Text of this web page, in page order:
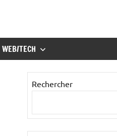
WEB/TECH
Rechercher